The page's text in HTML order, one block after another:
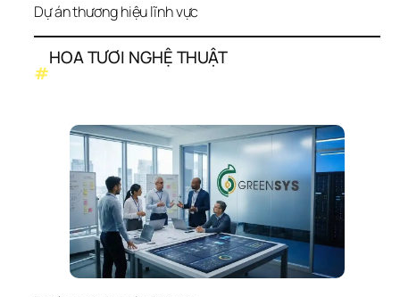
Dự án thương hiệu lĩnh vực
#
HOA TƯƠI NGHỆ THUẬT